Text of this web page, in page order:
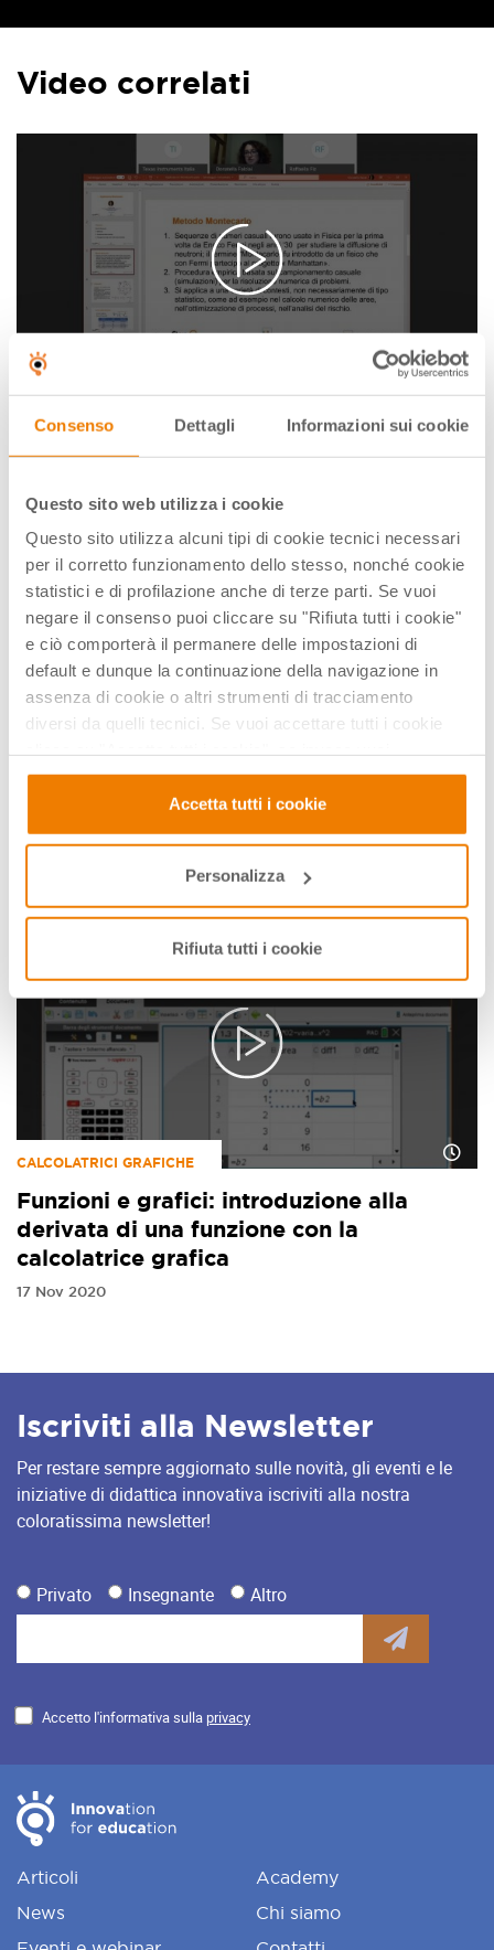
Consenso Dettagli Informazioni sui cookie
Questo sito web utilizza i cookie
Questo sito utilizza alcuni tipi di cookie tecnici necessari
per il corretto funzionamento dello stesso, nonché cookie
statistici e di profilazione anche di terze parti. Se vuoi
negare il consenso puoi cliccare su "Rifiuta tutti i cookie"
e ciò comporterà il permanere delle impostazioni di
default e dunque la continuazione della navigazione in
assenza di cookie o altri strumenti di tracciamento
diversi da quelli tecnici. Se vuoi accettare tutti i cookie
autonomamente selezionare i cookie da accettare clicca
su "Personalizza". Se vuoi saperne di più consulta la
nostraPrivacy e Cookie Policy.
Accetta tutti i cookie
Personalizza
Rifiuta tutti i cookie
Video correlati
CALCOLATRICI GRAFICHE
Applicazioni del metodo Montecarlo con
CALCOLATRICI GRAFICHE
Funzioni potenza e modello potenza con
la calcolatrice grafica
CALCOLATRICI GRAFICHE
Funzioni e grafici: introduzione alla
derivata di una funzione con la
calcolatrice grafica
17 Nov 2020
Iscriviti alla Newsletter
Per restare sempre aggiornato sulle novità, gli eventi e le
iniziative di didattica innovativa iscriviti alla nostra
coloratissima newsletter!
Privato Insegnante Altro
Accetto l'informativa sulla privacy
Articoli
News
Academy
Chi siamo